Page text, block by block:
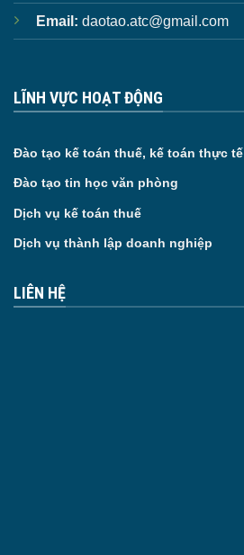
Email: daotao.atc@gmail.com
LĨNH VỰC HOẠT ĐỘNG
Đào tạo kế toán thuế, kế toán thực tế
Đào tạo tin học văn phòng
Dịch vụ kế toán thuế
Dịch vụ thành lập doanh nghiệp
LIÊN HỆ